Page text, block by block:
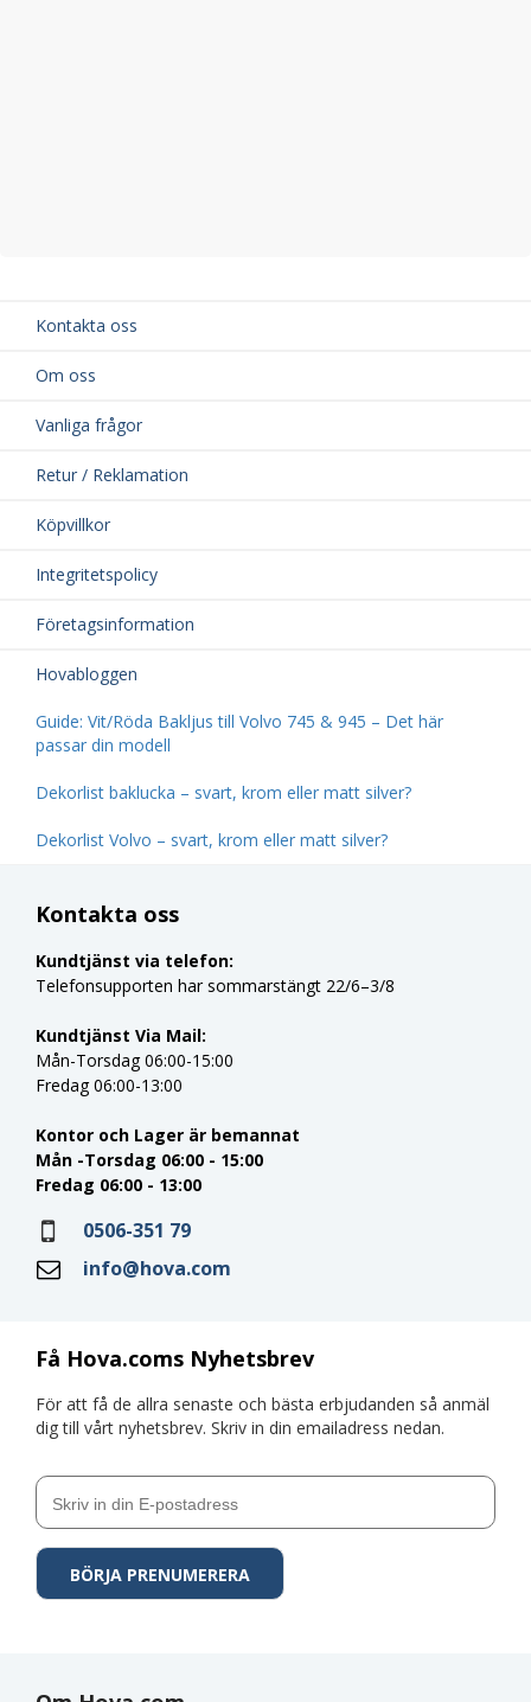
Kontakta oss
Om oss
Vanliga frågor
Retur / Reklamation
Köpvillkor
Integritetspolicy
Företagsinformation
Hovabloggen
Guide: Vit/Röda Bakljus till Volvo 745 & 945 – Det här
passar din modell
Dekorlist baklucka – svart, krom eller matt silver?
Dekorlist Volvo – svart, krom eller matt silver?
Få Hova.coms Nyhetsbrev
För att få de allra senaste och bästa erbjudanden så anmäl
dig till vårt nyhetsbrev. Skriv in din emailadress nedan.
Kontakta oss
Kundtjänst via telefon:
Telefonsupporten har sommarstängt 22/6–3/8
Kundtjänst Via Mail:
Mån-Torsdag 06:00-15:00
Fredag 06:00-13:00
Kontor och Lager är bemannat
Mån -Torsdag 06:00 - 15:00
Fredag 06:00 - 13:00
0506-351 79
info@hova.com